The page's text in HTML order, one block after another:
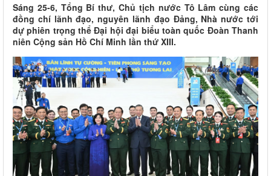
Sáng 25-6, Tổng Bí thư, Chủ tịch nước Tô Lâm cùng các
đồng chí lãnh đạo, nguyên lãnh đạo Đảng, Nhà nước tới
dự phiên trọng thể Đại hội đại biểu toàn quốc Đoàn Thanh
niên Cộng sản Hồ Chí Minh lần thứ XIII.